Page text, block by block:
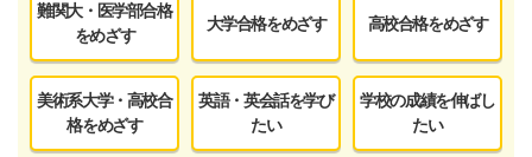
難関大・医学部合格
をめざす
大学合格をめざす 高校合格をめざす
美術系大学・高校合
格をめざす
英語・英会話を学び
たい
学校の成績を伸ばし
たい